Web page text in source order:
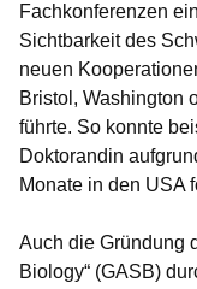
Fachkonferenzen
Sichtbarkeit des
neuen
Bristol, Washington
führte. So konnte
Doktorandin
Monate in den USA
Auch die Gründung
Biology“ (GASB)